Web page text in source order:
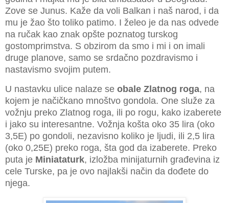
Zove se Junus. Kaže da voli Balkan i naš narod, i da
mu je žao što toliko patimo. I želeo je da nas odvede
na ručak kao znak opšte poznatog turskog
gostomprimstva. S obzirom da smo i mi i on imali
druge planove, samo se srdačno pozdravismo i
nastavismo svojim putem.
U nastavku ulice nalaze se obale Zlatnog roga, na
kojem je načičkano mnoštvo gondola. One služe za
vožnju preko Zlatnog roga, ili po rogu, kako izaberete
i jako su interesantne. Vožnja košta oko 35 lira (oko
3,5E) po gondoli, nezavisno koliko je ljudi, ili 2,5 lira
(oko 0,25E) preko roga, šta god da izaberete. Preko
puta je Miniataturk, izložba minijaturnih građevina iz
cele Turske, pa je ovo najlakši način da dođete do
njega.